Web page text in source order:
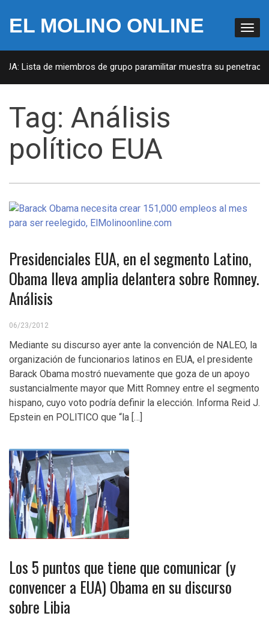
EL MOLINO ONLINE
Lista de miembros de grupo paramilitar muestra su penetración
Tag: Análisis
político EUA
Presidenciales EUA, en el segmento Latino,
Obama lleva amplia delantera sobre Romney.
Análisis
06/23/2012
Mediante su discurso ayer ante la convención de NALEO, la
organización de funcionarios latinos en EUA, el presidente
Barack Obama mostró nuevamente que goza de un apoyo
sustancialmente mayor que Mitt Romney entre el segmento
hispano, cuyo voto podría definir la elección. Informa Reid J.
Epstein en POLITICO que “la […]
Los 5 puntos que tiene que comunicar (y
convencer a EUA) Obama en su discurso
sobre Libia